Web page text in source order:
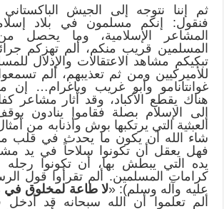
ثم إننا نتوجه إلى الجيش الباكستاني
فنقول: إنكم مسلمون في بلاد
المشاعر الإسلامية، وما يحصل
المسلمين قريب منكم، ألم تهزكم
تبكيكم مشاهد الاعتقالات والإذلال
للأميركيين ومن ثم تعذيبهم، ألم
غوانتانامو وأبو غريب وباغرام… إن
هناك يقطع الأكباد، وقد أثار مشاعر
إلى الإسلام بصلة فقاموا ينادون
العبثية التي يرتكبها بوش وأذنابه من
شاء الله أن يكون ما يحدث في قلب
فهل يعقل أن تكونوا سلاحاً في يد
يده التي يبطش بها، أن تكونوا رجله
كرامات المسلمين. ألم تقرأوا قول
عليه وآله وسلم): «لا طاعة لمخلوق في
ألم تعلموا أن الله سبحانه قد